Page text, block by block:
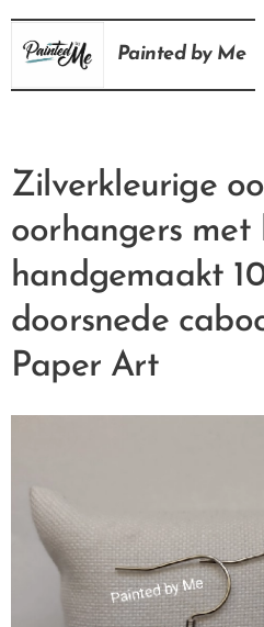
Painted byMe
Zilverkleurige
oorhangers met
handgemaakt
doorsnede
Paper Art